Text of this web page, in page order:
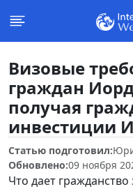
Визовые
граждан
получая
инвестиции
Статью подготовил:
Обновлено:09 ноября
Что дает